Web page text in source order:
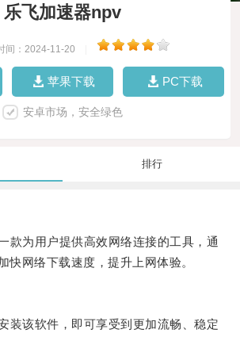
乐飞加速器npv
间：2024-11-20
苹果下载 PC下载
安卓市场，安全绿色
排行
为用户提供高效网络连接的工具，通
快网络下载速度，提升上网体验。
该软件，即可享受到更加流畅、稳定